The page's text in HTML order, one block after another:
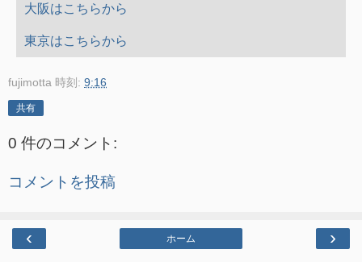
大阪はこちらから
東京はこちらから
fujimotta 時刻: 9:16
共有
0 件のコメント:
コメントを投稿
‹ ›
ホーム